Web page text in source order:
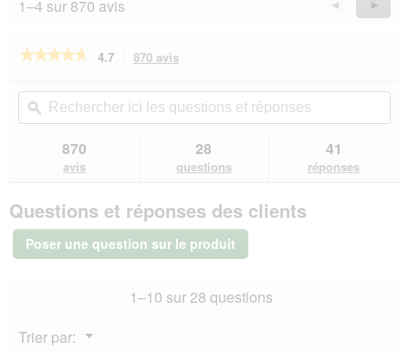
1–4 sur 870 avis
Précédent
Reviews
◄ ►
★★★★★
★★★★★
5
les
sur
Prescription
Diet
Biome
Digestive/Fibre
4.7 870 avis
vous
redirigera
vers
avis.
Rechercher
ici
les
questions
réponses
ϙ
870
avis
28
questions
41
réponses
Questions et réponses des clients
Poser une question sur le produit
1–10 sur 28 questions
Trier par:
▼
Menu